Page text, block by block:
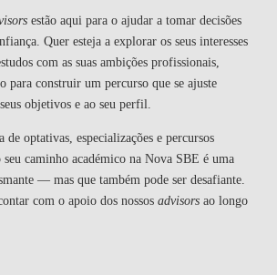
estão aqui para o ajudar a tomar decisões
Quer esteja a explorar os seus interesses
com as suas ambições profissionais,
para construir um percurso que se ajuste
objetivos e ao seu perfil.
de optativas, especializações e percursos
caminho académico na Nova SBE é uma
— mas que também pode ser desafiante.
com o apoio dos nossos advisorsao longo